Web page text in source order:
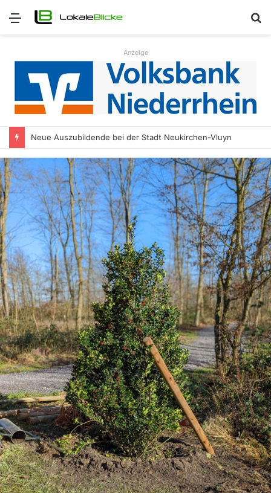
Menü
Anzeige
Neue Auszubildende bei der Stadt Neukirchen-Vluyn